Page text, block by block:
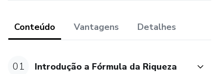
Conteúdo Vantagens Detalhes
01 Introdução a Fórmula da Riqueza